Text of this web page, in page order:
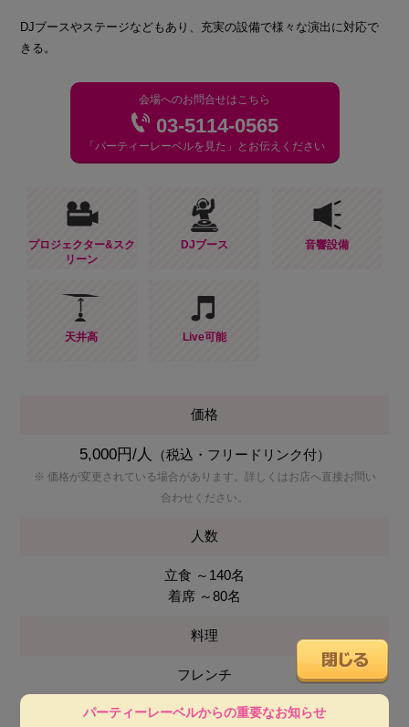
DJブースやステージなどもあり、充実の設備で様々な演出に対応で
きる。
会場へのお問合せはこちら
03-5114-0565
「パーティーレーベルを見た」とお伝えください
プロジェクター&スク
リーン
DJブース 音響設備
天井高 Live可能
価格
5,000円/人 （税込・フリードリンク付）
※ 価格が変更されている場合があります。詳しくはお店へ直接お問い
合わせください。
人数
立食 ～140名
着席 ～80名
料理
フレンチ
会場使用料
パーティーレーベルからの重要なお知らせ